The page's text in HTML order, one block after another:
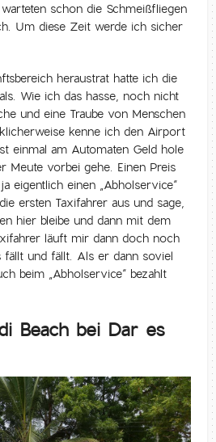
schon die Schmeißfliegen
Um diese Zeit werde ich sicher
heraustrat hatte ich die
Wie ich das hasse, noch nicht
und eine Traube von Menschen
kenne ich den Airport
einmal am Automaten Geld hole
Meute vorbei gehe. Einen Preis
eigentlich einen „Abholservice“
ersten Taxifahrer aus und sage,
hier bleibe und dann mit dem
läuft mir dann doch noch
fällt und fällt. Als er dann soviel
beim „Abholservice“ bezahlt
Beach bei Dar es